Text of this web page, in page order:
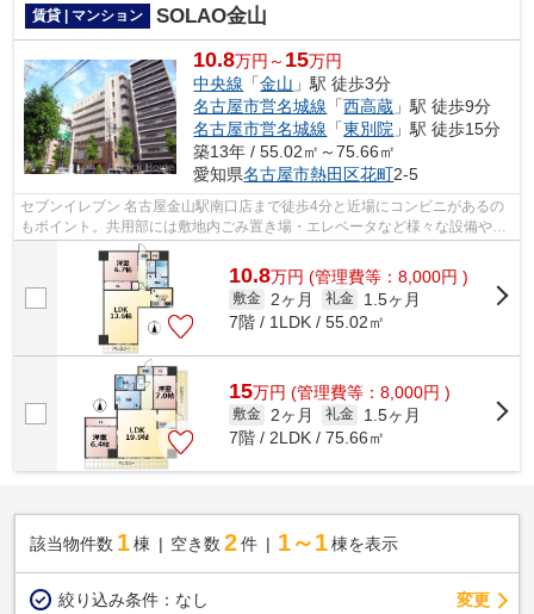
賃貸 | マンション SOLAO金山
10.8万円～ 15万円
中央線 「金山 」駅 徒歩3分
名古屋市営名城線 「西高蔵 」駅 徒歩9分
名古屋市営名城線 「東別院 」駅 徒歩15分
築13年 / 55.02㎡～75.66㎡
愛知県名古屋市熱田区花町2-5
セブンイレブン 名古屋金山駅南口店まで徒歩4分と近場にコンビニがあるの
もポイント。共用部には敷地内ごみ置き場・エレベータなど様々な設備やサ
ービスが揃っているので便利です。こ...
10.8万円 (管理費等：8,000円 )
敷金 2ヶ月 礼金
1.5ヶ月
7階 / 1LDK / 55.02㎡
15万円 (管理費等：8,000円 )
敷金 2ヶ月 礼金
1.5ヶ月
7階 / 2LDK / 75.66㎡
該当物件数 1棟 空き数 2 件 1～1 棟を表示
絞り込み条件： なし 変更